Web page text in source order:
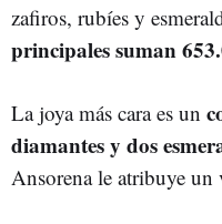
zafiros, rubíes y
principales suman
La joya más cara es un
diamantes y dos
Ansorena le atribuye